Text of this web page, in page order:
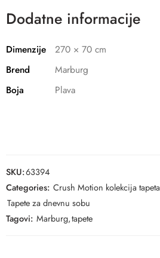
Dodatne informacije
Dimenzije
270 × 70 cm
Brend
Marburg
Boja
Plava
SKU:63394
Categories: Crush Motion kolekcija tapeta
Tapete za dnevnu sobu
Tagovi: Marburg,tapete